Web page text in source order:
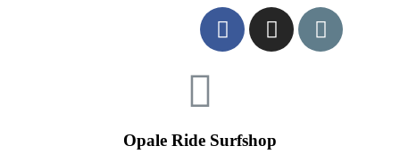
Opale Ride Surfshop